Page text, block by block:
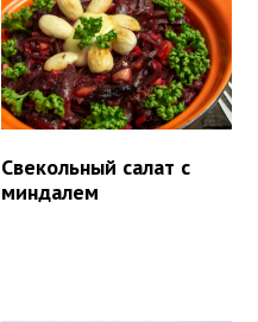
Свекольный салат с
миндалем